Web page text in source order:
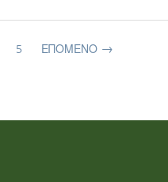
5 ΕΠΌΜΕΝΟ